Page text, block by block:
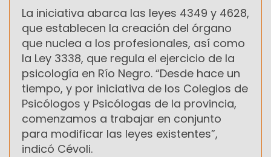
La iniciativa abarca las leyes 4349 y 4628,
que establecen la creación del órgano
que nuclea a los profesionales, así como
la Ley 3338, que regula el ejercicio de la
psicología en Río Negro. “Desde hace un
tiempo, y por iniciativa de los Colegios de
Psicólogos y Psicólogas de la provincia,
comenzamos a trabajar en conjunto
para modificar las leyes existentes”,
indicó Cévoli.